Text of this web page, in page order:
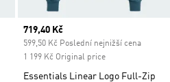
Current price
719,40 Kč
599,50 Kč Poslední nejnižší cena
1 199 Kč Original price
Essentials Linear Logo Full-Zip